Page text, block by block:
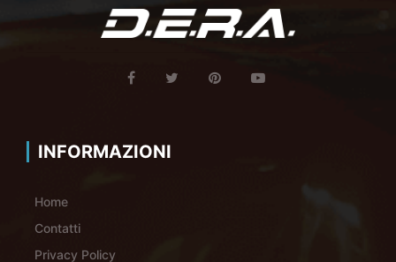
INFORMAZIONI
Home
Contatti
Privacy Policy